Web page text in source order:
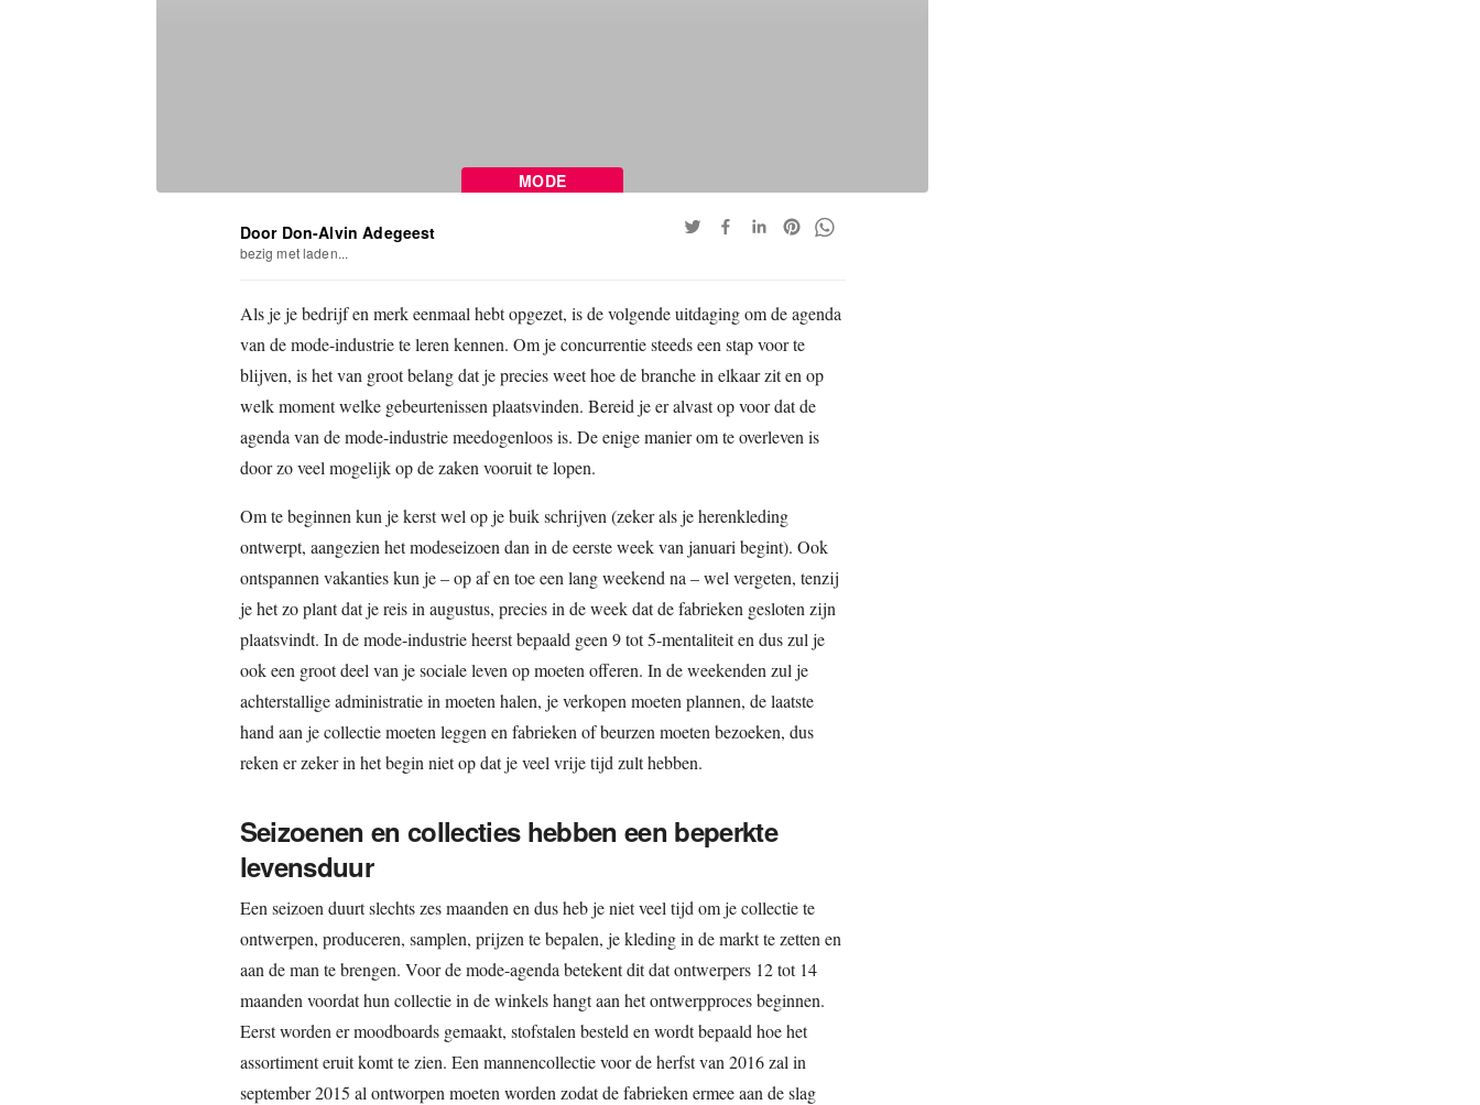
MODE
Door Don-Alvin Adegeest
bezig met laden...
Als je je bedrijf en merk eenmaal hebt opgezet, is de volgende uitdaging om de agenda
van de mode-industrie te leren kennen. Om je concurrentie steeds een stap voor te
blijven, is het van groot belang dat je precies weet hoe de branche in elkaar zit en op
welk moment welke gebeurtenissen plaatsvinden. Bereid je er alvast op voor dat de
agenda van de mode-industrie meedogenloos is. De enige manier om te overleven is
door zo veel mogelijk op de zaken vooruit te lopen.
Om te beginnen kun je kerst wel op je buik schrijven (zeker als je herenkleding
ontwerpt, aangezien het modeseizoen dan in de eerste week van januari begint). Ook
ontspannen vakanties kun je – op af en toe een lang weekend na – wel vergeten, tenzij
je het zo plant dat je reis in augustus, precies in de week dat de fabrieken gesloten zijn
plaatsvindt. In de mode-industrie heerst bepaald geen 9 tot 5-mentaliteit en dus zul je
ook een groot deel van je sociale leven op moeten offeren. In de weekenden zul je
achterstallige administratie in moeten halen, je verkopen moeten plannen, de laatste
hand aan je collectie moeten leggen en fabrieken of beurzen moeten bezoeken, dus
reken er zeker in het begin niet op dat je veel vrije tijd zult hebben.
Seizoenen en collecties hebben een beperkte
levensduur
Een seizoen duurt slechts zes maanden en dus heb je niet veel tijd om je collectie te
ontwerpen, produceren, samplen, prijzen te bepalen, je kleding in de markt te zetten en
aan de man te brengen. Voor de mode-agenda betekent dit dat ontwerpers 12 tot 14
maanden voordat hun collectie in de winkels hangt aan het ontwerpproces beginnen.
Eerst worden er moodboards gemaakt, stofstalen besteld en wordt bepaald hoe het
assortiment eruit komt te zien. Een mannencollectie voor de herfst van 2016 zal in
september 2015 al ontworpen moeten worden zodat de fabrieken ermee aan de slag